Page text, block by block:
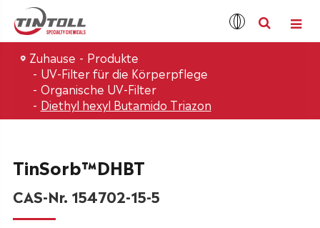
Zuhause
Produkte
UV-Filter für die Körperpflege
Organische UV-Filter
Diethyl hexyl Butamido Triazon
TinSorb™DHBT
CAS-Nr. 154702-15-5